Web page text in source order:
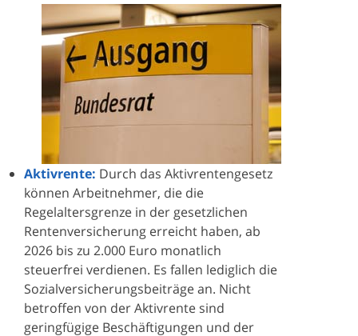
Aktivrente: Durch das Aktivrentengesetz
können Arbeitnehmer, die die
Regelaltersgrenze in der gesetzlichen
Rentenversicherung erreicht haben, ab
2026 bis zu 2.000 Euro monatlich
steuerfrei verdienen. Es fallen lediglich die
Sozialversicherungsbeiträge an. Nicht
betroffen von der Aktivrente sind
geringfügige Beschäftigungen und der